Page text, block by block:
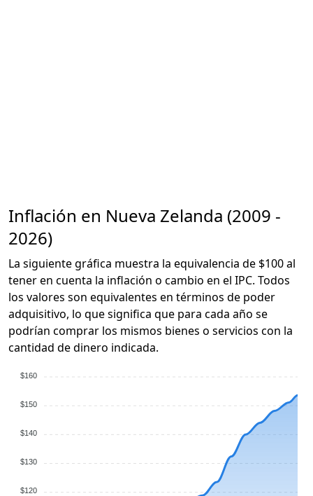
Inflación en Nueva Zelanda (2009 -
2026)
La siguiente gráfica muestra la equivalencia de $100 al
tener en cuenta la inflación o cambio en el IPC. Todos
los valores son equivalentes en términos de poder
adquisitivo, lo que significa que para cada año se
podrían comprar los mismos bienes o servicios con la
cantidad de dinero indicada.
$160
$150
$140
$130
$120